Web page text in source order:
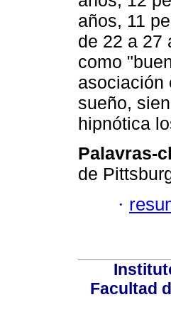
años, 11
de 22 a 27
como
asociación
sueño,
hipnótica
Palavras-
de
·
Facultad